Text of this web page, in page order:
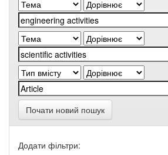
Почати новий пошук
Додати фільтри: